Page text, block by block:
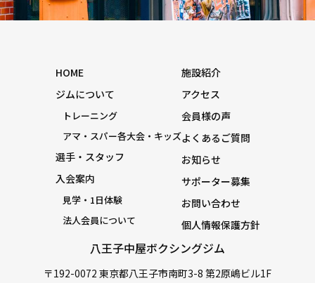
八王子中屋ボクシングジム
〒192-0072 東京都八王子市南町3-8 第2原嶋ビル1F
HOME
ジムについて
トレーニング
アマ・スパー各大会・キッズ
選手・スタッフ
入会案内
見学・1日体験
法人会員について
施設紹介
アクセス
会員様の声
よくあるご質問
お知らせ
サポーター募集
お問い合わせ
個人情報保護方針